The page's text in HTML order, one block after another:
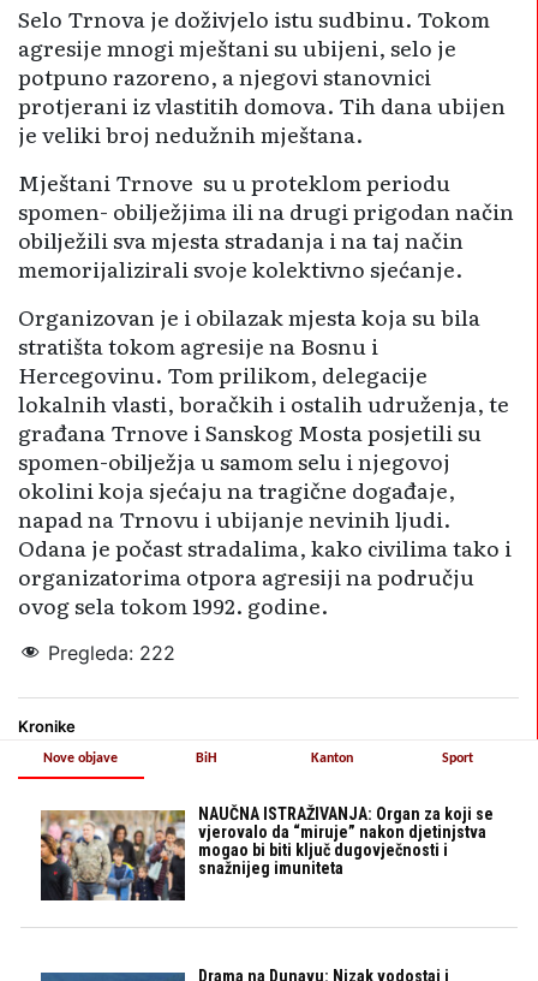
Selo Trnova je doživjelo istu sudbinu. Tokom
agresije mnogi mještani su ubijeni, selo je
potpuno razoreno, a njegovi stanovnici
protjerani iz vlastitih domova. Tih dana ubijen
je veliki broj nedužnih mještana.
Mještani Trnove su u proteklom periodu
spomen- obilježjima ili na drugi prigodan način
obilježili sva mjesta stradanja i na taj način
memorijalizirali svoje kolektivno sjećanje.
Organizovan je i obilazak mjesta koja su bila
stratišta tokom agresije na Bosnu i
Hercegovinu. Tom prilikom, delegacije
lokalnih vlasti, boračkih i ostalih udruženja, te
građana Trnove i Sanskog Mosta posjetili su
spomen-obilježja u samom selu i njegovoj
okolini koja sjećaju na tragične događaje,
napad na Trnovu i ubijanje nevinih ljudi.
Odana je počast stradalima, kako civilima tako i
organizatorima otpora agresiji na području
ovog sela tokom 1992. godine.
Pregleda: 222
Kronike
Nove objave
NAUČNA ISTRAŽIVANJA: Organ za koji se
vjerovalo da “miruje” nakon djetinjstva
mogao bi biti ključ dugovječnosti i
snažnijeg imuniteta
Drama na Dunavu: Nizak vodostaj i
BiH Kanton Sport